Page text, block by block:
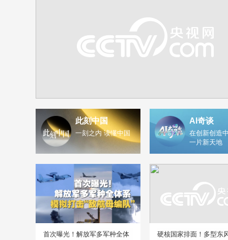
此刻中国
一刻之内 读懂中国
AI奇谈
在创新创造
一片新天地
首次曝光！解放军多军种全体
硬核国家排面！多型东